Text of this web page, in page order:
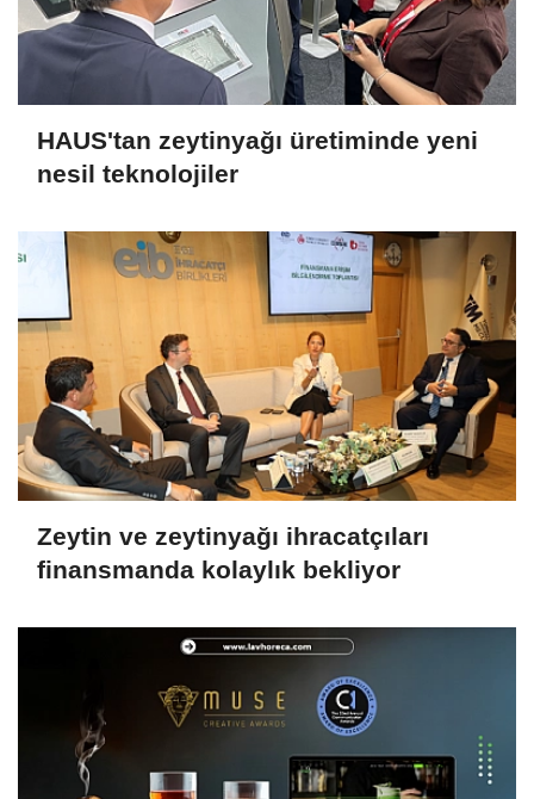
HAUS'tan zeytinyağı üretiminde yeni
nesil teknolojiler
Zeytin ve zeytinyağı ihracatçıları
finansmanda kolaylık bekliyor